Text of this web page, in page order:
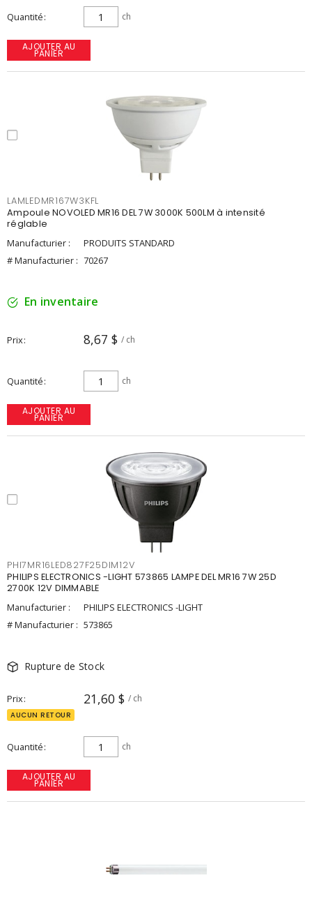
Quantité ch
AJOUTER AU
PANIER
LAMLEDMR167W3KFL
Ampoule NOVOLED MR16 DEL 7W 3000K 500LM à intensité
réglable
Manufacturier :
PRODUITS STANDARD
# Manufacturier : 70267
En inventaire
Prix 8,67 $ / ch
Quantité ch
AJOUTER AU
PANIER
PHI7MR16LED827F25DIM12V
PHILIPS ELECTRONICS -LIGHT 573865 LAMPE DEL MR16 7W 25D
2700K 12V DIMMABLE
Manufacturier :
PHILIPS ELECTRONICS -LIGHT
# Manufacturier : 573865
Rupture de Stock
Prix 21,60 $ / ch
AUCUN RETOUR
Quantité ch
AJOUTER AU
PANIER